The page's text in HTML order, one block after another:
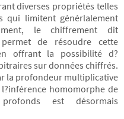
diverses propriétés telles
qui limitent générlalement
le chiffrement dit
de résoudre cette
offrant la possibilité d?
sur données chiffrés.
la profondeur multiplicative
homomorphe de
est désormais